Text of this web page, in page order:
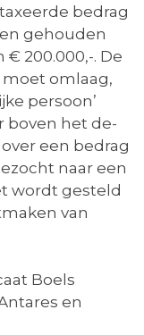
bedrag
gehouden
200.000,-. De
moet omlaag,
persoon’
boven het de-
een bedrag
naar een
wordt gesteld
van
Boels
en